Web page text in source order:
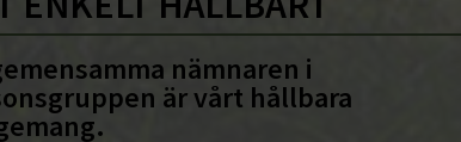
nämnaren i
är vårt hållbara